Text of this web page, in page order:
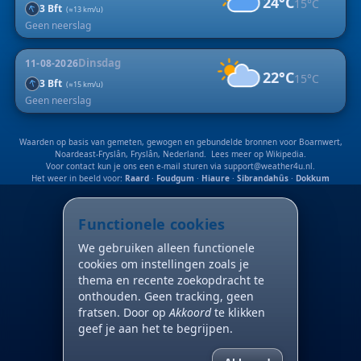
15°C
Geen neerslag
↑3 Bft (≈13 km/u)
11-08-2026Dinsdag
22°C15°C
Geen neerslag
↑3 Bft (≈15 km/u)
Waarden op basis van gemeten, gewogen en gebundelde bronnen voor Boarnwert,
Noardeast-Fryslân, Fryslân, Nederland. Lees meer op Wikipedia.
Voor contact kun je ons een e-mail sturen via support@weather4u.nl.
Het weer in beeld voor: Raard · Foudgum · Hiaure · Sibrandahûs · Dokkum
Functionele cookies
We gebruiken alleen functionele
cookies om instellingen zoals je
thema en recente zoekopdracht te
onthouden. Geen tracking, geen
fratsen. Door opAkkoordte klikken
geef je aan het te begrijpen.